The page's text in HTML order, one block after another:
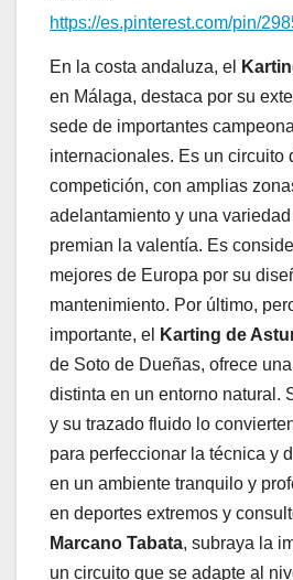
https://es.pinterest.com/pin/
En la costa andaluza, el
en Málaga, destaca por su
sede de importantes
internacionales. Es un circuito
competición, con amplias
adelantamiento y una
premian la valentía. Es
mejores de Europa por su
mantenimiento. Por último,
importante, el
Karting de
de Soto de Dueñas, ofrece
distinta en un entorno natural.
y su trazado fluido lo
para perfeccionar la técnica y
en un ambiente tranquilo y
en deportes extremos y
Marcano Tabata, subraya la
un circuito que se adapte al